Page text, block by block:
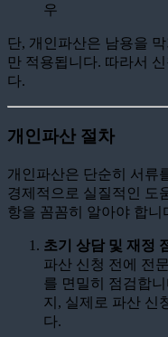
우
단, 개인파산은 남용을
만 적용됩니다. 따라서
다.
개인파산 절차
개인파산은 단순히 서류
경제적으로 실질적인 도
항을 꼼꼼히 알아야 합니
초기 상담 및 재정
파산 신청 전에 전
를 면밀히 점검합
지, 실제로 파산 신
다.